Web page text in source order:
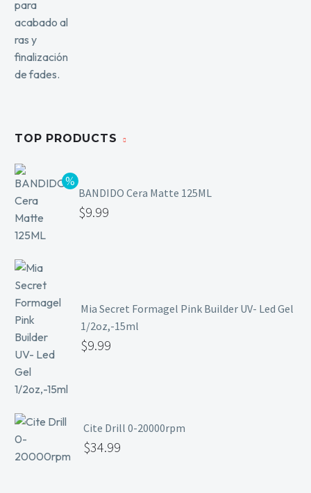
TOP PRODUCTS
BANDIDO Cera Matte 125ML
$9.99
Mia Secret Formagel Pink Builder UV- Led Gel
1/2oz,-15ml
$9.99
Cite Drill 0-20000rpm
$34.99